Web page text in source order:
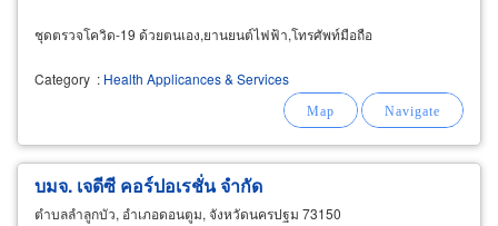
ชุดตรวจโควิด-19 ด้วยตนเอง,ยานยนต์ไฟฟ้า,โทรศัพท์มือถือ
Category : Health Applicances & Services
บมจ. เจดีซี คอร์ปอเรชั่น จำกัด
ตำบลลำลูกบัว, อำเภอดอนตูม, จังหวัดนครปฐม 73150